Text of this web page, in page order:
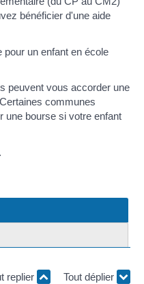
bénéficier d'une aide
pour un enfant en école
peuvent vous accorder une
communes
une bourse si votre enfant
replier Tout déplier